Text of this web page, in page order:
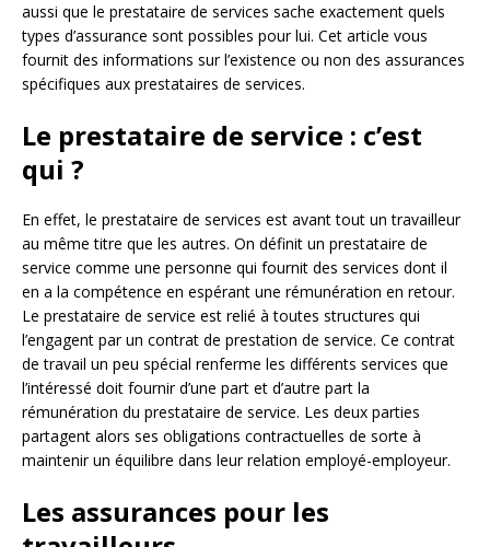
aussi que le prestataire de services sache exactement quels
types d’assurance sont possibles pour lui. Cet article vous
fournit des informations sur l’existence ou non des assurances
spécifiques aux prestataires de services.
Le prestataire de service : c’est
qui ?
En effet, le prestataire de services est avant tout un travailleur
au même titre que les autres. On définit un prestataire de
service comme une personne qui fournit des services dont il
en a la compétence en espérant une rémunération en retour.
Le prestataire de service est relié à toutes structures qui
l’engagent par un contrat de prestation de service. Ce contrat
de travail un peu spécial renferme les différents services que
l’intéressé doit fournir d’une part et d’autre part la
rémunération du prestataire de service. Les deux parties
partagent alors ses obligations contractuelles de sorte à
maintenir un équilibre dans leur relation employé-employeur.
Les assurances pour les